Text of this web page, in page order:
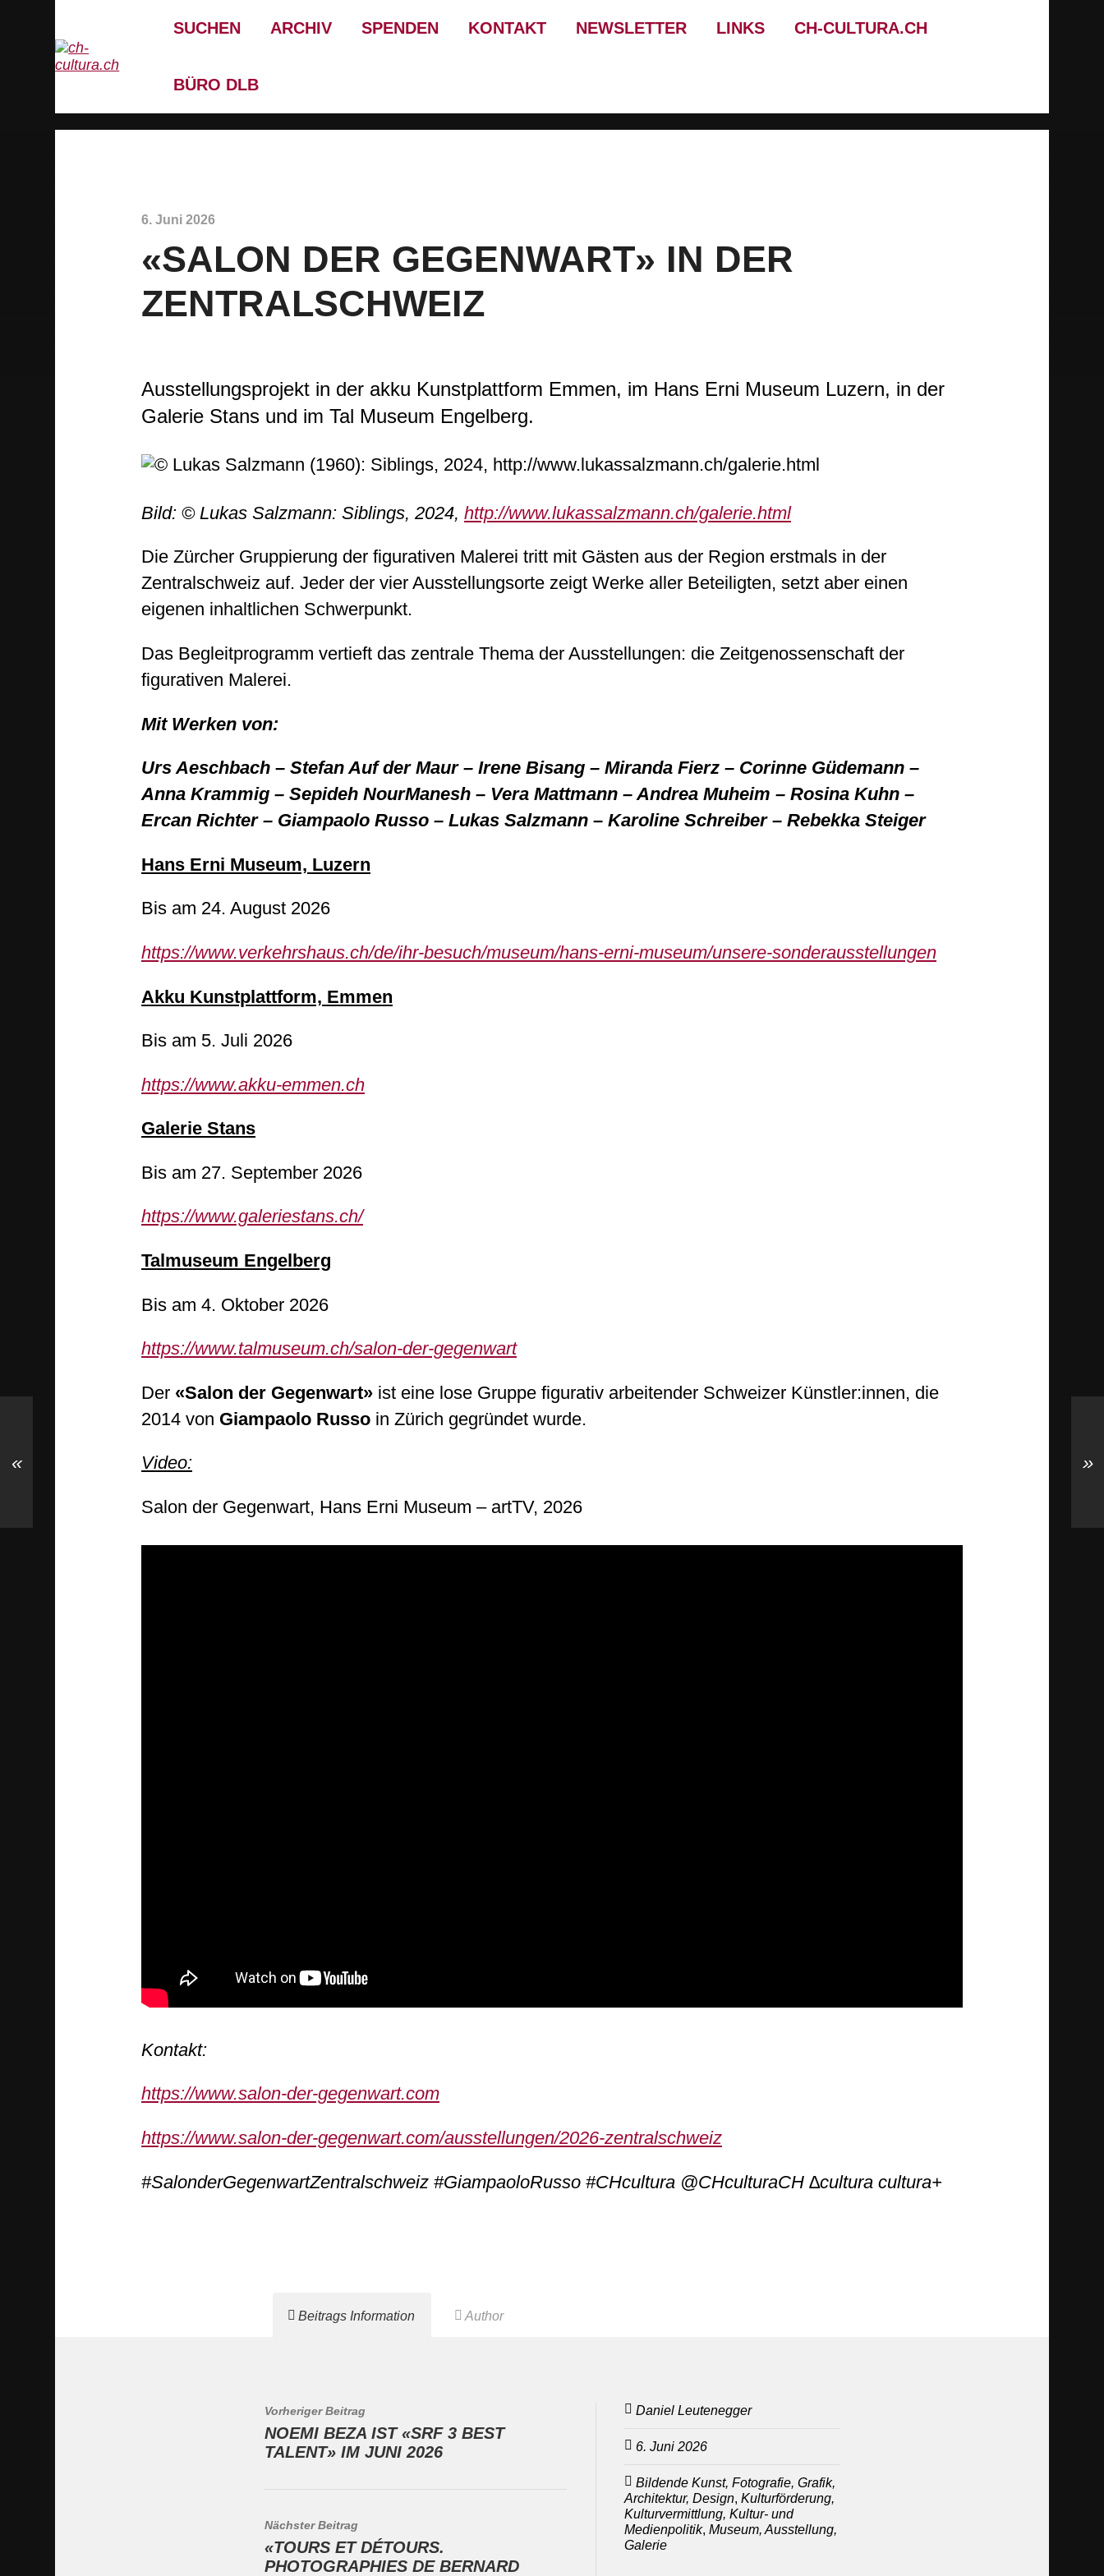
SUCHEN ARCHIV SPENDEN KONTAKT NEWSLETTER LINKS CH-CULTURA.CH
BÜRO DLB
6. Juni 2026
«SALON DER GEGENWART» IN DER
ZENTRALSCHWEIZ
Ausstellungsprojekt in der akku Kunstplattform Emmen, im Hans Erni Museum Luzern, in der
Galerie Stans und im Tal Museum Engelberg.
Bild: © Lukas Salzmann: Siblings, 2024, http://www.lukassalzmann.ch/galerie.html
Die Zürcher Gruppierung der figurativen Malerei tritt mit Gästen aus der Region erstmals in der
Zentralschweiz auf. Jeder der vier Ausstellungsorte zeigt Werke aller Beteiligten, setzt aber einen
eigenen inhaltlichen Schwerpunkt.
Das Begleitprogramm vertieft das zentrale Thema der Ausstellungen: die Zeitgenossenschaft der
figurativen Malerei.
Mit Werken von:
Urs Aeschbach – Stefan Auf der Maur – Irene Bisang – Miranda Fierz – Corinne Güdemann –
Anna Krammig – Sepideh NourManesh – Vera Mattmann – Andrea Muheim – Rosina Kuhn –
Ercan Richter – Giampaolo Russo – Lukas Salzmann – Karoline Schreiber – Rebekka Steiger
Hans Erni Museum, Luzern
Bis am 24. August 2026
https://www.verkehrshaus.ch/de/ihr-besuch/museum/hans-erni-museum/unsere-sonderausstellungen
Akku Kunstplattform, Emmen
Bis am 5. Juli 2026
https://www.akku-emmen.ch
Galerie Stans
Bis am 27. September 2026
https://www.galeriestans.ch/
Talmuseum Engelberg
Bis am 4. Oktober 2026
https://www.talmuseum.ch/salon-der-gegenwart
Der «Salon der Gegenwart» ist eine lose Gruppe figurativ arbeitender Schweizer Künstler:innen, die
2014 von Giampaolo Russo in Zürich gegründet wurde.
Video:
Salon der Gegenwart, Hans Erni Museum – artTV, 2026
Kontakt:
https://www.salon-der-gegenwart.com
https://www.salon-der-gegenwart.com/ausstellungen/2026-zentralschweiz
#SalonderGegenwartZentralschweiz #GiampaoloRusso #CHcultura @CHculturaCH ∆cultura cultura+
Beitrags Information Author
Daniel Leutenegger
6. Juni 2026
Bildende Kunst, Fotografie, Grafik,
Architektur, Design, Kulturförderung,
Kulturvermittlung, Kultur- und
Medienpolitik, Museum, Ausstellung,
Galerie
Vorheriger Beitrag
NOEMI BEZA IST «SRF 3 BEST
TALENT» IM JUNI 2026
Nächster Beitrag
«TOURS ET DÉTOURS.
PHOTOGRAPHIES DE BERNARD
« »